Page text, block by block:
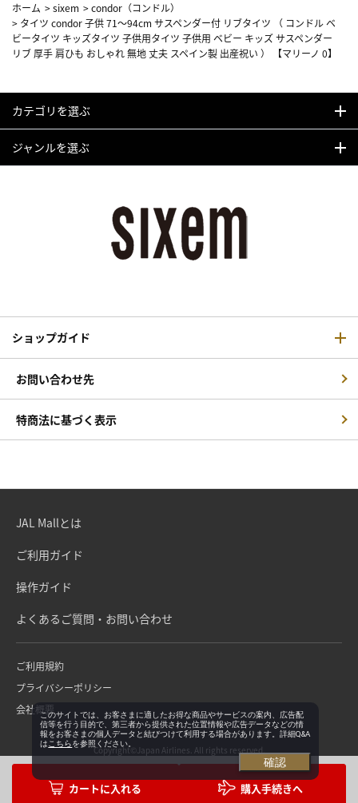
購入手続きへ
ホーム >sixem >condor（コンドル）
> タイツ condor 子供 71～94cm サスペンダー付 リブタイツ （ コンドル ベ
ビータイツ キッズタイツ 子供用タイツ 子供用 ベビー キッズ サスペンダー
リブ 厚手 肩ひも おしゃれ 無地 丈夫 スペイン製 出産祝い ） 【マリーノ 0】
カテゴリを選ぶ
ジャンルを選ぶ
ショップガイド
お問い合わせ先
特商法に基づく表示
JAL Mallとは
ご利用ガイド
操作ガイド
よくあるご質問・お問い合わせ
ご利用規約
プライバシーポリシー
会社概要
Copyright©Japan Airlines. All rights reserved.
このサイトでは、お客さまに適したお得な商品やサービスの案内、広告配
信等を行う目的で、第三者から提供された位置情報や広告データなどの情
報をお客さまの個人データと結びつけて利用する場合があります。詳細Q&A
は こちらを参照ください。
確認